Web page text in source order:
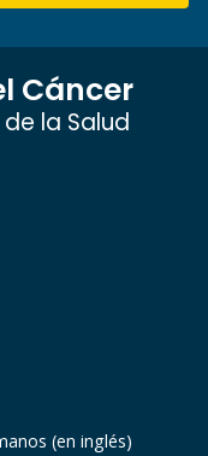
Cáncer
la Salud
(en inglés)